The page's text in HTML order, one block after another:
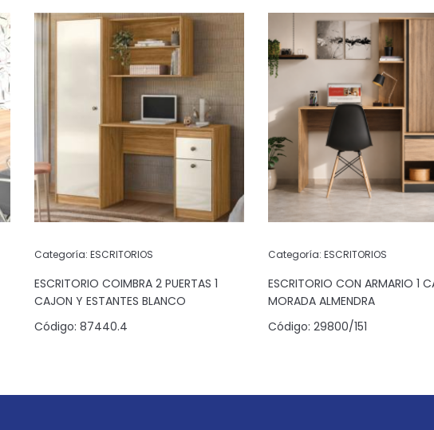
Categoría: ESCRITORIOS
ESCRITORIO COIMBRA 2 PUERTAS 1
CAJON Y ESTANTES BLANCO
Código: 87440.4
Categoría: ESCRITORIOS
ESCRITORIO CON ARMARIO 1
MORADA ALMENDRA
Código: 29800/151